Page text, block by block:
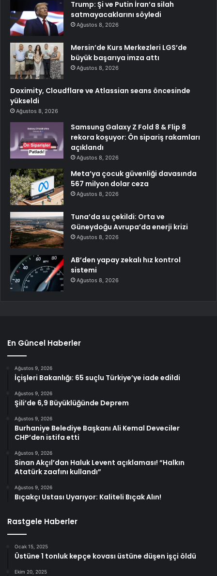
Trump: Şi ve Putin İran’a silah
satmayacaklarını söyledi
Ağustos 8, 2026
Mersin’de Kurs Merkezleri LGS’de
büyük başarıya imza attı
Ağustos 8, 2026
Doximity, Cloudflare ve Atlassian seans öncesinde
yükseldi
Ağustos 8, 2026
Samsung Galaxy Z Fold 8 & Flip 8
rekora koşuyor: Ön sipariş rakamları
açıklandı
Ağustos 8, 2026
Meta’ya çocuk güvenliği davasında
567 milyon dolar ceza
Ağustos 8, 2026
Tuna’da su çekildi: Orta ve
Güneydoğu Avrupa’da enerji krizi
Ağustos 8, 2026
AB’den yapay zekalı hız kontrol
sistemi
Ağustos 8, 2026
En Güncel Haberler
Ağustos 9, 2026
İçişleri Bakanlığı: 65 suçlu Türkiye’ye iade edildi
Ağustos 9, 2026
Şili’de 6,9 Büyüklüğünde Deprem
Ağustos 9, 2026
Burhaniye Belediye Başkanı Ali Kemal Deveciler
CHP’den istifa etti
Ağustos 9, 2026
Sinan Akçıl’dan Haluk Levent açıklaması! “Halkın
Atatürk zaafını kullandı”
Ağustos 9, 2026
Bıçakçı Ustası Uyarıyor: Kaliteli Bıçak Alın!
Rastgele Haberler
Ocak 15, 2025
Üstüne 1 tonluk kepçe kovası üstüne düşen işçi öldü
Ekim 20, 2025